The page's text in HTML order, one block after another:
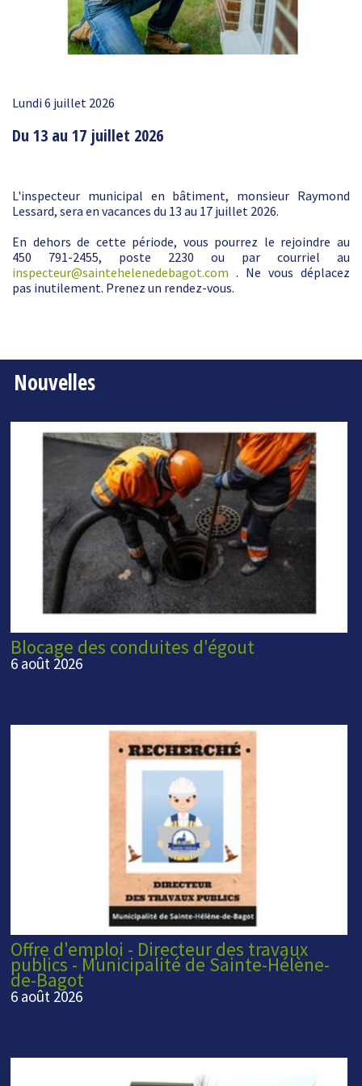
Lundi 6 juillet 2026
Du 13 au 17 juillet 2026
L'inspecteur municipal en bâtiment, monsieur Raymond
Lessard, sera en vacances du 13 au 17 juillet 2026.
En dehors de cette période, vous pourrez le rejoindre au
450 791-2455, poste 2230 ou par courriel au
inspecteur@saintehelenedebagot.com . Ne vous déplacez
pas inutilement. Prenez un rendez-vous.
Nouvelles
Blocage des conduites d'égout
6 août 2026
Offre d'emploi - Directeur des travaux
publics - Municipalité de Sainte-Hélène-
de-Bagot
6 août 2026